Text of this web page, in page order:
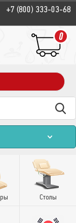
+7 (800) 333-03-68
0
Столы